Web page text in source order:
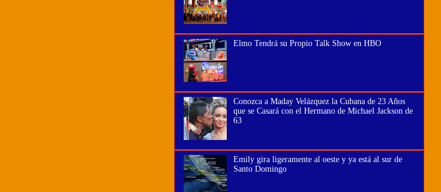
Elmo Tendrá su Propio Talk Show en HBO
Conozca a Maday Velázquez la Cubana de 23 Años
que se Casará con el Hermano de Michael Jackson de
63
Emily gira ligeramente al oeste y ya está al sur de
Santo Domingo